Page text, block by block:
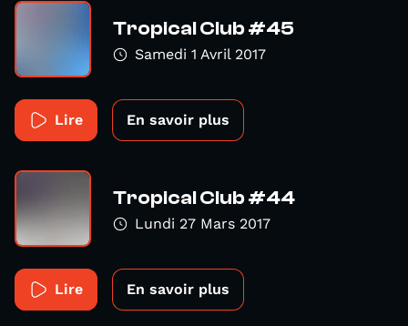
Tropical Club #45
Samedi 1 Avril 2017
Lire En savoir plus
Tropical Club #44
Lundi 27 Mars 2017
Lire En savoir plus